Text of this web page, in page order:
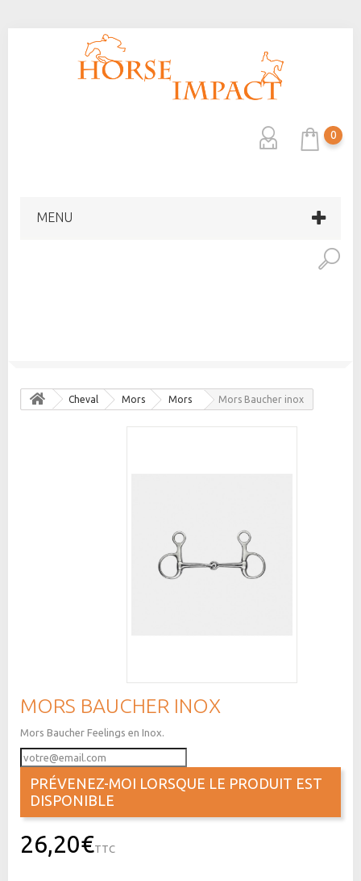
0
MENU
Cheval Mors Mors Mors Baucher inox
MORS BAUCHER INOX
Mors Baucher Feelings en Inox.
PRÉVENEZ-MOI LORSQUE LE PRODUIT EST
DISPONIBLE
26,20€TTC